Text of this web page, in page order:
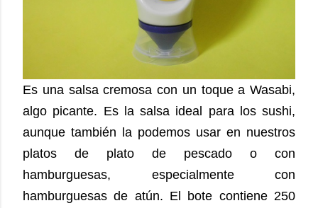
Es una salsa cremosa con un toque a Wasabi,
algo picante. Es la salsa ideal para los sushi,
aunque también la podemos usar en nuestros
platos de plato de pescado o con
hamburguesas, especialmente con
hamburguesas de atún. El bote contiene 250